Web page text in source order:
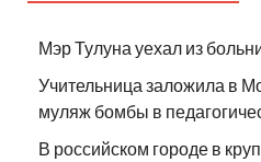
Мэр Тулуна уехал из
Учительница заложила в
муляж бомбы в
В российском городе в